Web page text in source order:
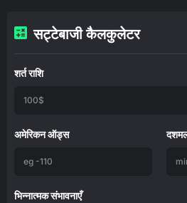
सट्टेबाजी कैलकुलेटर
शर्त राशि
अमेरिकन ऑड्स
भिन्नात्मक संभावनाएँ